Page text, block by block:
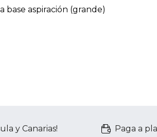
base aspiración (grande)
y Canarias! Paga a